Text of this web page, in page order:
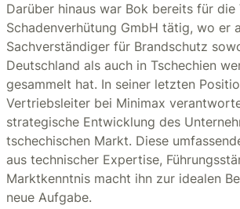
Darüber hinaus war Bok bereits für die
Schadenverhütung GmbH tätig, wo er
Sachverständiger für Brandschutz
Deutschland als auch in Tschechien
gesammelt hat. In seiner letzten
Vertriebsleiter bei Minimax
strategische Entwicklung des
tschechischen Markt. Diese
aus technischer Expertise,
Marktkenntnis macht ihn zur idealen
neue Aufgabe.